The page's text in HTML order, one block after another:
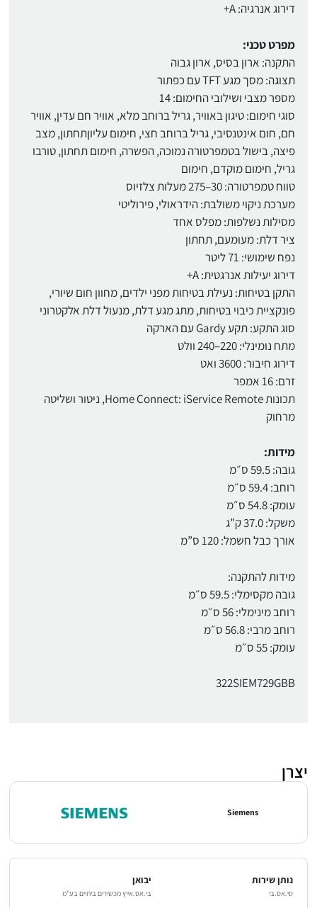
דירוג אנרגיה: A+
מפרט טכני:
התקנה: ארון בסיס, ארון גבוה
תצוגה: מסך מגע TFT עם כפתור
מספר מצבי ושילובי החימום: 14
סוגי חימום: טיגון באוויר, גריל ברוחב מלא, אוויר חם עדין, אוויר
חם, חום אינטנסיבי, גריל ברוחב חצי, חימום עליוןתחתון, מצב
פיצה, בישול בטמפרטורה נמוכה, הפשרה, חימום תחתון, טורבו
גריל, חימום מוקדם, חימום
טווח טמפרטורה: 30–275 מעלות צלזיוס
מערכת ניקוי משולבת: הידראולי, פירוליטי
מסילות נשלפות: מפלס אחד
ציר דלת: מעומעם, תחתון
נפח שימושי: 71 ליטר
דירוג יעילות אנרגטית: A+
התקן בטיחות: נעילת בטיחות מפני ילדים, מחוון חום שיורי,
פונקציית כיבוי בטיחות, מתג מגע דלת, מנעול דלת אלקטרוני
סוג התקע: תקע Gardy עם הארקה
מתח נומינלי: 220–240 וולט
דירוג חיבור: 3600 ואט
זרם: 16 אמפר
תכונות Home Connect: iService Remote, ניטור ושליטה
מרחוק
מידות:
גובה: 59.5 ס״מ
רוחב: 59.4 ס״מ
עומק: 54.8 ס״מ
משקל: 37.0 ק”ג
אורך כבל חשמל: 120 ס”מ
מידות להתקנה:
גובה מקסימלי: 59.5 ס״מ
רוחב מינימלי: 56 ס״מ
רוחב מרבי: 56.8 ס״מ
עומק: 55 ס״מ
322SIEM729GBB
יצרן
Siemens
נותן שירות
סי.אס.בי
יבואן
בי.אס.אייץ מכשירים ביתיים בע"מ